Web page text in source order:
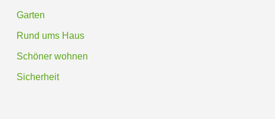
Garten
Rund ums Haus
Schöner wohnen
Sicherheit